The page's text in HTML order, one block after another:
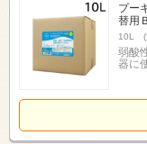
プー
替用
10L (
弱酸
器に